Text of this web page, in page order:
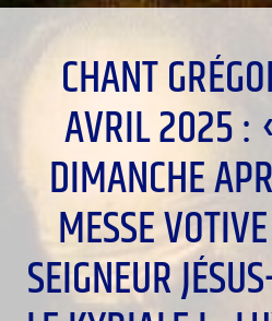
CHANT
AVRIL 2025 :
DIMANCHE
MESSE
SEIGNEUR